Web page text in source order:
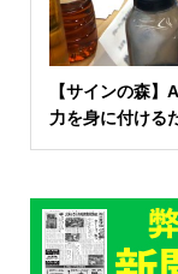
【サインの森
力を身に付ける